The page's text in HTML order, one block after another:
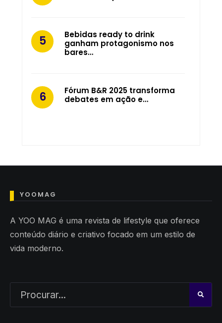
Bebidas ready to drink
ganham protagonismo nos
bares…
Fórum B&R 2025 transforma
debates em ação e…
YOOMAG
A YOO MAG é uma revista de lifestyle que oferece
conteúdo diário e criativo focado em um estilo de
vida moderno.